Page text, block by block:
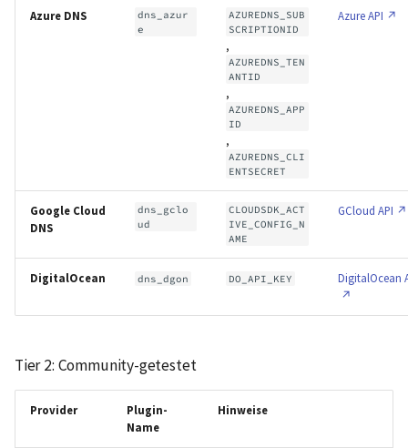
Azure DNS
dns_azur
e
AZUREDNS_SUB
SCRIPTIONID
,
AZUREDNS_TEN
ANTID
,
AZUREDNS_APP
ID
,
AZUREDNS_CLI
ENTSECRET
Azure API
Google Cloud
DNS
dns_gclo
ud
CLOUDSDK_ACT
IVE_CONFIG_N
AME
GCloud API
DigitalOcean dns_dgon DO_API_KEY DigitalOcean
Tier 2: Community-getestet
Provider
Plugin-
Name
Hinweise